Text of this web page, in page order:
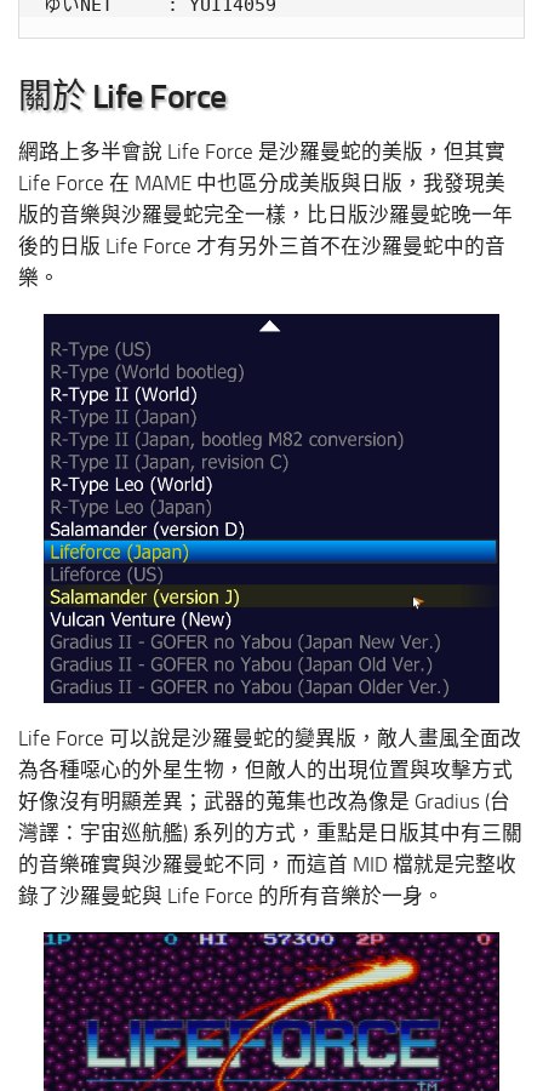
關於 Life Force
網路上多半會說 Life Force 是沙羅曼蛇的美版，但其實
Life Force 在 MAME 中也區分成美版與日版，我發現美
版的音樂與沙羅曼蛇完全一樣，比日版沙羅曼蛇晚一年
後的日版 Life Force 才有另外三首不在沙羅曼蛇中的音
樂。
Life Force 可以說是沙羅曼蛇的變異版，敵人畫風全面改
為各種噁心的外星生物，但敵人的出現位置與攻擊方式
好像沒有明顯差異；武器的蒐集也改為像是 Gradius (台
灣譯：宇宙巡航艦) 系列的方式，重點是日版其中有三關
的音樂確實與沙羅曼蛇不同，而這首 MID 檔就是完整收
錄了沙羅曼蛇與 Life Force 的所有音樂於一身。